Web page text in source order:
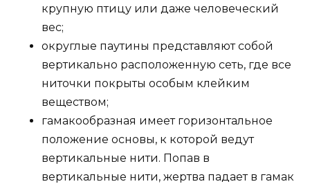
крупную птицу или даже человеческий
вес;
округлые паутины представляют собой
вертикально расположенную сеть, где все
ниточки покрыты особым клейким
веществом;
гамакообразная имеет горизонтальное
положение основы, к которой ведут
вертикальные нити. Попав в
вертикальные нити, жертва падает в гамак